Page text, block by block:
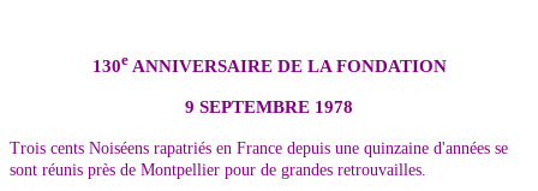
130eANNIVERSAIRE DE LA FONDATION
9 SEPTEMBRE 1978
Trois cents Noiséens rapatriés en France depuis une quinzaine d'années se
sont réunis près de Montpellier pour de grandes retrouvailles.